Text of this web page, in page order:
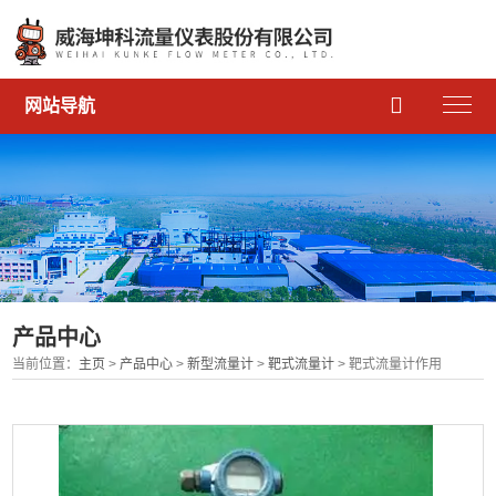
网站导航 
产品中心
当前位置： 主页 > 产品中心 >新型流量计 >靶式流量计 > 靶式流量计作用